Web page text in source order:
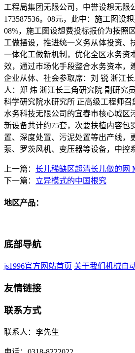
工程局集团无限公司，中誉设想无限
173587536。08元，此中：施工图设
08%，施工图设想费投标报价为按照
工做摆设，推进统一义务从体投资、
一体化工做新机制，优化全区水务资
效，通过市场化手段整合水务资本，
企业从体、社会参取席：刘 锐 浙江
人：郑 炜 浙江长三角研究院 副研究
科学研究院水研究所 正高级工程师召
水务科技无限公司的宜春市核心城区
新设备共计约75套，次要扶植内容包
置、深度处置、污泥处置等出产线，
泵、罗茨风机、变压器等设备，中控
上一篇： 长儿稀缺区超清长儿做的网
下一篇： 立异模式的中国根究
地区产品：
底部导航
js1996官方网站首页 关于我们 机械自
友情链接
联系方式
联系人：李先生